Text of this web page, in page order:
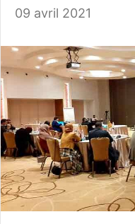
09 avril 2021